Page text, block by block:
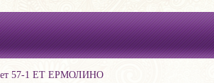
57-1 ЕТ ЕРМОЛИНО